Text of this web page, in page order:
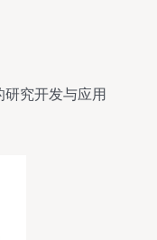
究开发与应用